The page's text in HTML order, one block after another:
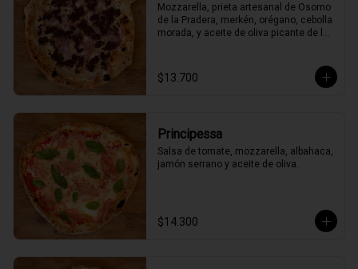
Mozzarella, prieta artesanal de Osorno
de la Pradera, merkén, orégano, cebolla
morada, y aceite de oliva picante de la
$13.700
Principessa
Salsa de tomate, mozzarella, albahaca,
jamón serrano y aceite de oliva.
$14.300